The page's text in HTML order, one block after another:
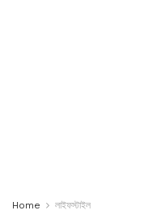
Home লাইফস্টাইল